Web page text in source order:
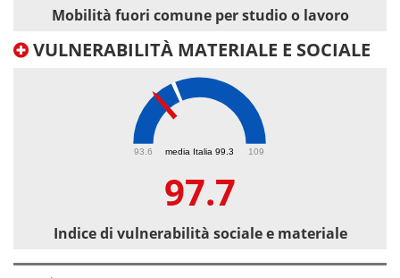
Mobilità fuori comune per studio o lavoro
VULNERABILITÀ MATERIALE E SOCIALE
media Italia 99.3
93.6 109
97.7
Indice di vulnerabilità sociale e materiale